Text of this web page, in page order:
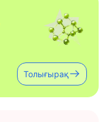
Толығырақ